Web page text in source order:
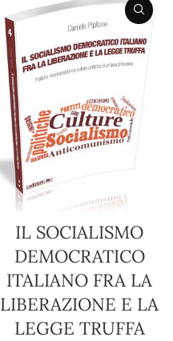
IL SOCIALISMO
DEMOCRATICO
ITALIANO FRA LA
LIBERAZIONE E LA
LEGGE TRUFFA